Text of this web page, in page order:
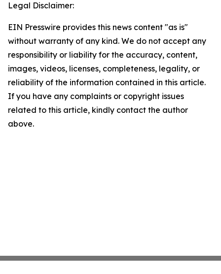
Legal Disclaimer:
EIN Presswire provides this news content "as is"
without warranty of any kind. We do not accept any
responsibility or liability for the accuracy, content,
images, videos, licenses, completeness, legality, or
reliability of the information contained in this article.
If you have any complaints or copyright issues
related to this article, kindly contact the author
above.